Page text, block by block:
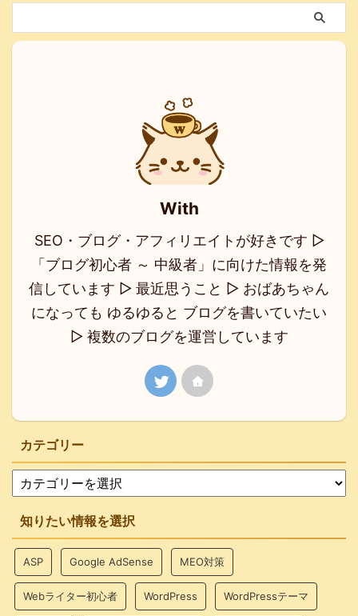
With
SEO・ブログ・アフィリエイトが好きです ▷
「ブログ初心者 ～ 中級者」に向けた情報を発
信しています ▷ 最近思うこと ▷ おばあちゃん
になっても ゆるゆると ブログを書いていたい
▷ 複数のブログを運営しています
カテゴリー
知りたい情報を選択
ASP Google AdSense MEO対策
Webライター初心者 WordPress WordPressテーマ